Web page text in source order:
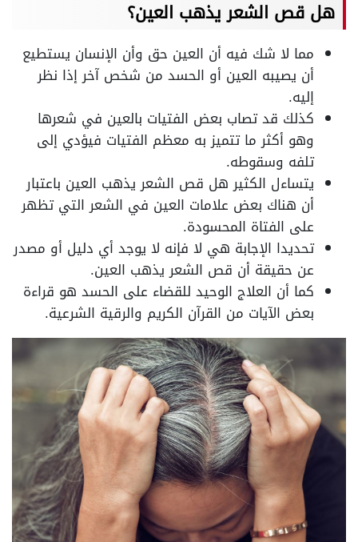
هل قص الشعر يذهب العين؟
مما لا شك فيه أن العين حق وأن الإنسان يستطيع
أن يصيبه العين أو الحسد من شخص آخر إذا نظر
إليه.
كذلك قد تصاب بعض الفتيات بالعين في شعرها
وهو أكثر ما تتميز به معظم الفتيات فيؤدي إلى
تلفه وسقوطه.
يتساءل الكثير هل قص الشعر يذهب العين باعتبار
أن هناك بعض علامات العين في الشعر التي تظهر
على الفتاة المحسودة.
تحديدا الإجابة هي لا فإنه لا يوجد أي دليل أو مصدر
عن حقيقة أن قص الشعر يذهب العين.
كما أن العلاج الوحيد للقضاء على الحسد هو قراءة
بعض الآيات من القرآن الكريم والرقية الشرعية.